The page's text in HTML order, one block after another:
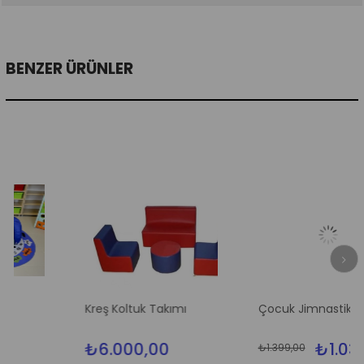
BENZER ÜRÜNLER
Kreş Koltuk Takımı
₺6.000,00
Çocuk Jimnastik Minderi
₺1.039,00
₺1.399,00